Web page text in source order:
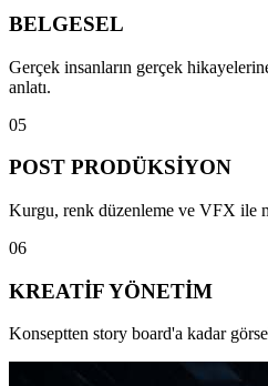
BELGESEL
Gerçek insanların gerçek
anlatı.
05
POST PRODÜKSİYON
Kurgu, renk düzenleme ve VFX ile
06
KREATİF YÖNETİM
Konseptten story board'a kadar